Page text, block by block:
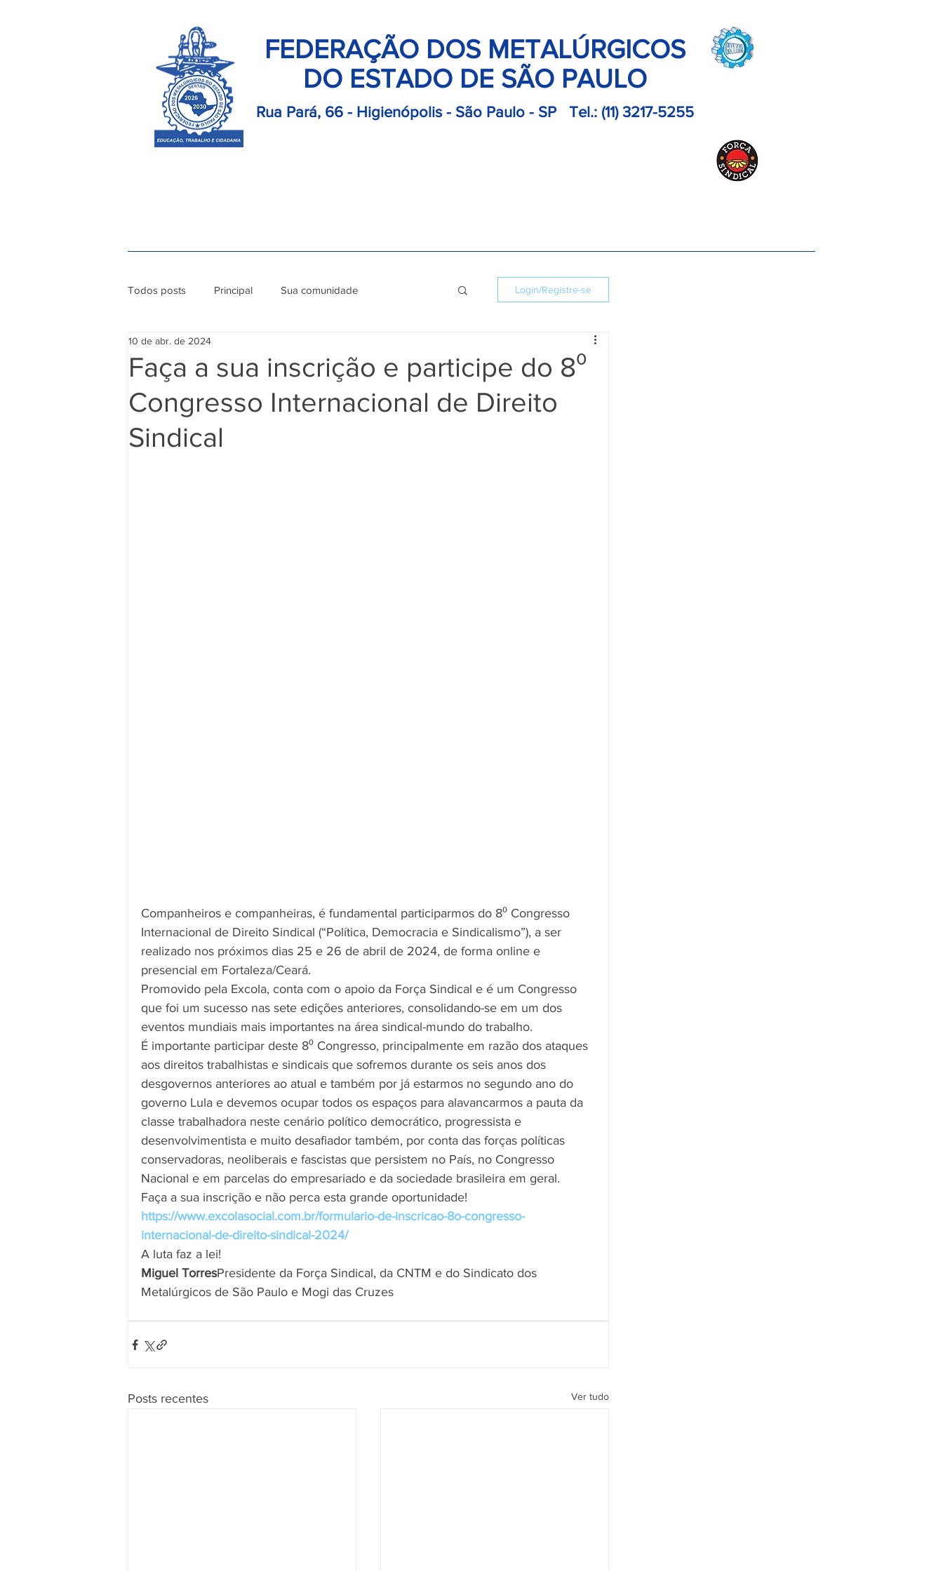
FEDERAÇÃO DOS METALÚRGICOS
DO ESTADO DE SÃO PAULO
Rua Pará, 66 - Higienópolis - São Paulo - SP Tel.: (11) 3217-5255
Todos posts Principal Sua comunidade Login/Registre-se
Faça a sua inscrição e participe do 8⁰
Congresso Internacional de Direito
Sindical
10 de abr. de 2024
Companheiros e companheiras, é fundamental participarmos do 8⁰ Congresso
Internacional de Direito Sindical (“Política, Democracia e Sindicalismo”), a ser
realizado nos próximos dias 25 e 26 de abril de 2024, de forma online e
presencial em Fortaleza/Ceará.
Promovido pela Excola, conta com o apoio da Força Sindical e é um Congresso
que foi um sucesso nas sete edições anteriores, consolidando-se em um dos
eventos mundiais mais importantes na área sindical-mundo do trabalho.
É importante participar deste 8⁰ Congresso, principalmente em razão dos ataques
aos direitos trabalhistas e sindicais que sofremos durante os seis anos dos
desgovernos anteriores ao atual e também por já estarmos no segundo ano do
governo Lula e devemos ocupar todos os espaços para alavancarmos a pauta da
classe trabalhadora neste cenário político democrático, progressista e
desenvolvimentista e muito desafiador também, por conta das forças políticas
conservadoras, neoliberais e fascistas que persistem no País, no Congresso
Nacional e em parcelas do empresariado e da sociedade brasileira em geral.
Faça a sua inscrição e não perca esta grande oportunidade!
https://www.excolasocial.com.br/formulario-de-inscricao-8o-congresso-
internacional-de-direito-sindical-2024/
A luta faz a lei!
Miguel TorresPresidente da Força Sindical, da CNTM e do Sindicato dos
Metalúrgicos de São Paulo e Mogi das Cruzes
Posts recentes Ver tudo